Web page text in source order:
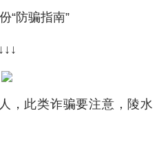
“防骗指南”
↓↓↓
此类诈骗要注意，陵水